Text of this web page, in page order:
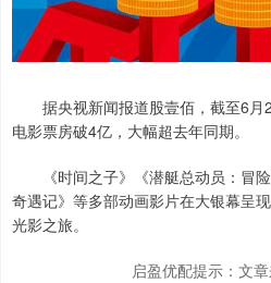
据央视新闻报道股壹佰，截至6月
电影票房破4亿，大幅超去年同期。
《时间之子》《潜艇总动员：冒险
奇遇记》等多部动画影片在大银幕呈
光影之旅。
启盈优配提示：文